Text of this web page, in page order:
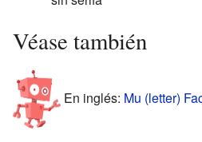
Véase también
En inglés: Mu (letter)